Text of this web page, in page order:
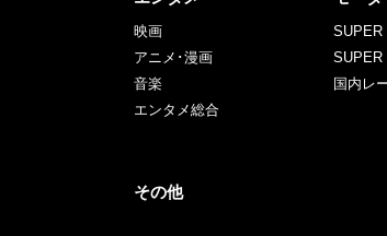
映画
アニメ･漫画
音楽
エンタメ総合
SUPER
SUPER
国内レ
その他